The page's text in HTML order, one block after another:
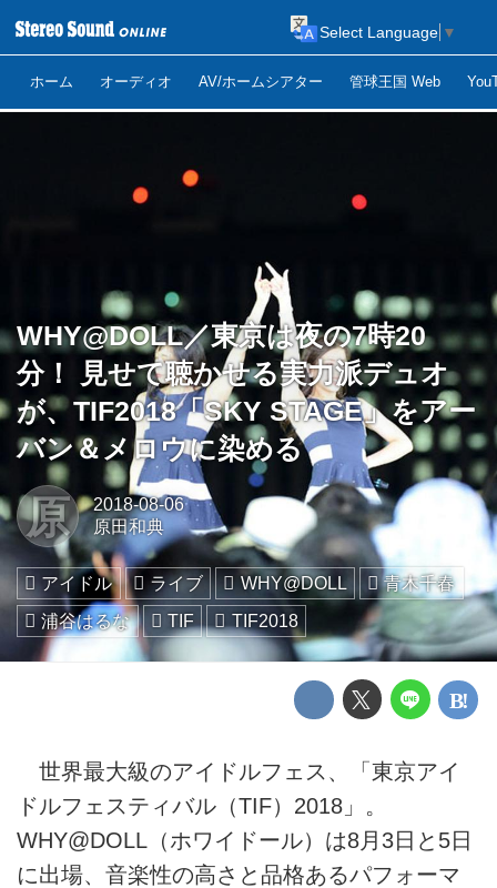
ホーム オーディオ AV/ホームシアター 管球王国 Web
Select Language ▼
WHY@DOLL／東京は夜の7時20
分！ 見せて聴かせる実力派デュオ
が、TIF2018「SKY STAGE」をアー
バン＆メロウに染める
原
2018-08-06
原田和典
アイドル ライブ WHY@DOLL
青木千春
浦谷はるな
TIF TIF2018
世界最大級のアイドルフェス、「東京アイ
ドルフェスティバル（TIF）2018」。
WHY@DOLL（ホワイドール）は8月3日と5日
に出場、音楽性の高さと品格あるパフォーマ